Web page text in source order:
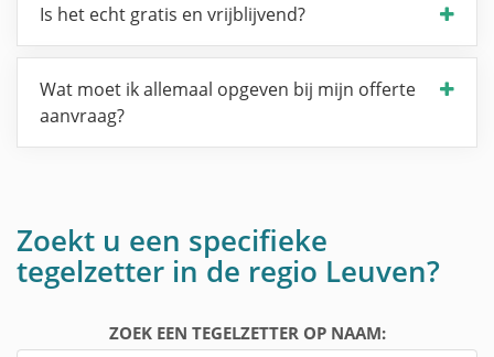
Is het echt gratis en vrijblijvend?
Wat moet ik allemaal opgeven bij mijn offerte
aanvraag?
Zoekt u een specifieke
tegelzetter in de regio Leuven?
ZOEK EEN TEGELZETTER OP NAAM: